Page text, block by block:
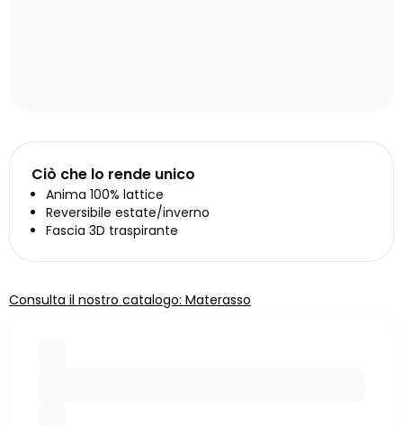
Ciò che lo rende unico
Anima 100% lattice
Reversibile estate/inverno
Fascia 3D traspirante
Consulta il nostro catalogo: Materasso